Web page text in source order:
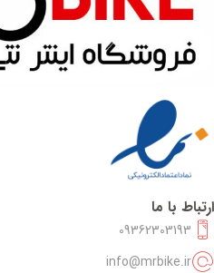
ارتباط با ما
09362303193
info@mrbike.ir